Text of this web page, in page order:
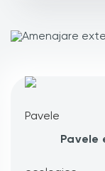
Pavele